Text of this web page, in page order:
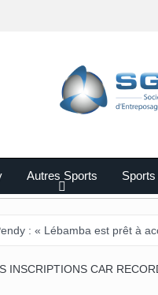
Autres Sports
est prêt à accueillir ce
INSCRIPTIONS CAR